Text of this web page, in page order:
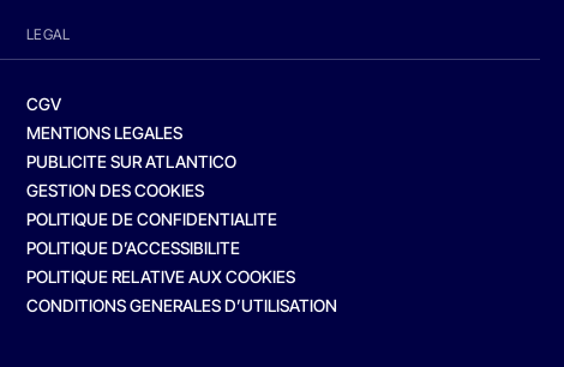
LEGAL
CGV
MENTIONS LEGALES
PUBLICITE SUR ATLANTICO
GESTION DES COOKIES
POLITIQUE DE CONFIDENTIALITE
POLITIQUE D’ACCESSIBILITE
POLITIQUE RELATIVE AUX COOKIES
CONDITIONS GENERALES D’UTILISATION